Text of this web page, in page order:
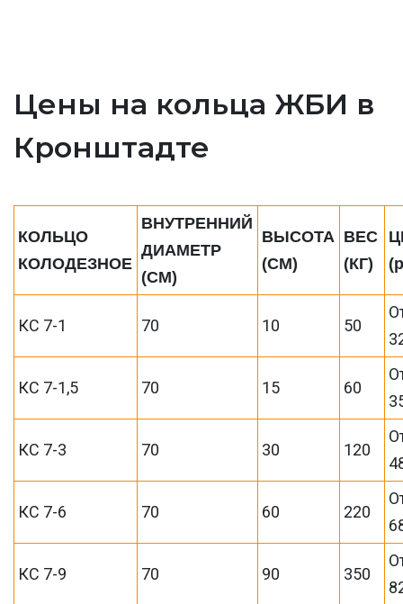
Цены на кольца ЖБИ в
Кронштадте
КОЛЬЦО
КОЛОДЕЗНОЕ
ВНУТРЕННИЙ
ДИАМЕТР
(СМ)
ВЫСОТА
(СМ)
ВЕС
(КГ)
КС 7-1 70 10 50
КС 7-1,5 70 15 60
КС 7-3 70 30 120
КС 7-6 70 60 220
КС 7-9 70 90 350